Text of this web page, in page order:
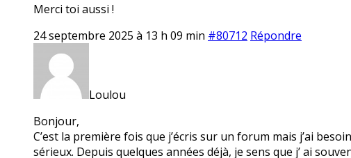
Merci toi aussi !
24 septembre 2025 à 13 h 09 min #80712 Répondre
Loulou
Bonjour,
C’est la première fois que j’écris sur un forum mais j’ai
sérieux. Depuis quelques années déjà, je sens que j’ ai